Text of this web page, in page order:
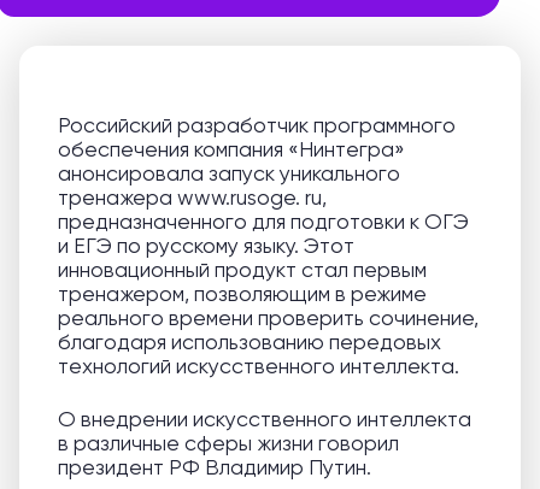
Российский разработчик программного
обеспечения компания «Нинтегра»
анонсировала запуск уникального
тренажера www.rusoge. ru,
предназначенного для подготовки к ОГЭ
и ЕГЭ по русскому языку. Этот
инновационный продукт стал первым
тренажером, позволяющим в режиме
реального времени проверить сочинение,
благодаря использованию передовых
технологий искусственного интеллекта.
О внедрении искусственного интеллекта
в различные сферы жизни говорил
президент РФ Владимир Путин.